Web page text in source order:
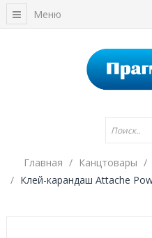
Меню
Главная Канцтовары
Клей-карандаш Attache